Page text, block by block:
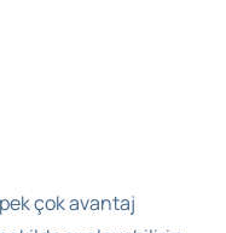
çok avantaj